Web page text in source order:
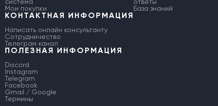
система
Мои покупки
ответы
База знаний
КОНТАКТНАЯ ИНФОРМАЦИЯ
Написать онлайн консультанту
Сотрудничество
Телеграм канал
ПОЛЕЗНАЯ ИНФОРМАЦИЯ
Discord
Instagram
Telegram
Facebook
Gmail / Google
Термины